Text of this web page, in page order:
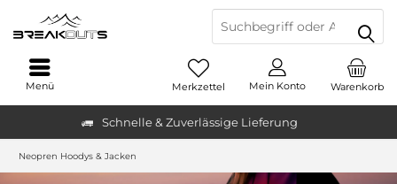
Schnelle & Zuverlässige Lieferung
Warenkorb
Merkzettel Mein Konto
Menü
Neopren Hoodys & Jacken